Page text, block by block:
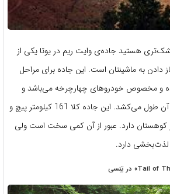
هستید جاده‌ی وایت ریم در یوتا یکی از
دادن به ماشینتان است. این جاده برای مراحل
و مخصوص خودروهای چهارچرخه می‌باشد و
تقریبا دو یا سه روز پیمودن آن طول می‌کشد. این جاده کلا 161 کیلومتر پیچ و
کوهستان دارد. عبور از آن کمی سخت است ولی
لذت‌بخشی دارد.